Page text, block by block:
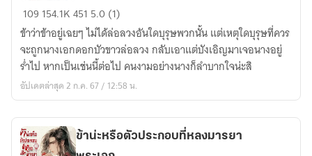
ข้า
น่ะ
หรือ
แย่ง
บุรุษ
ของ
109 154.1K451 5.0 (1)
ข้าว่าข้าอยู่เฉยๆ ไม่ได้ล่อลวงอันใดบุรุษพวกนั้น แต่เหตุใดบุรุษที่ควร
จะถูกนางเอกดอกบัวขาวล่อลวง กลับเอาแต่บังเอิญมาเจอนางอยู่
ร่ำไป หากเป็นเช่นนี้ต่อไป คนงามอย่างนางก็ลำบากใจน่ะสิ
อัปเดตล่าสุด 2 ก.ค. 67 / 12:58 น.
ข้าน่ะหรือตัวประกอบที่หลงมารยา